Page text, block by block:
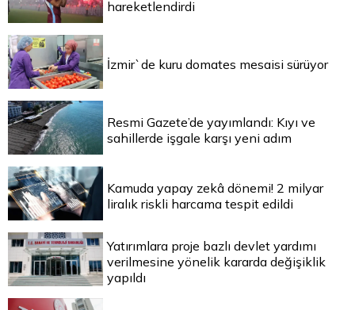
hareketlendirdi
İzmir`de kuru domates mesaisi sürüyor
Resmi Gazete’de yayımlandı: Kıyı ve
sahillerde işgale karşı yeni adım
Kamuda yapay zekâ dönemi! 2 milyar
liralık riskli harcama tespit edildi
Yatırımlara proje bazlı devlet yardımı
verilmesine yönelik kararda değişiklik
yapıldı